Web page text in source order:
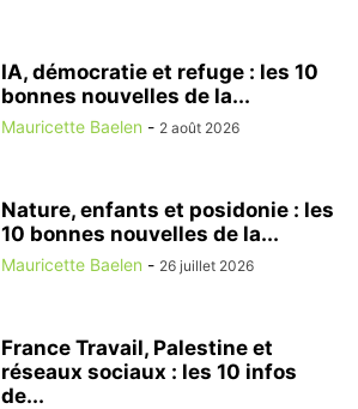
IA, démocratie et refuge : les 10
bonnes nouvelles de la...
Mauricette Baelen - 2 août 2026
Nature, enfants et posidonie : les
10 bonnes nouvelles de la...
Mauricette Baelen - 26 juillet 2026
France Travail, Palestine et
réseaux sociaux : les 10 infos
de...